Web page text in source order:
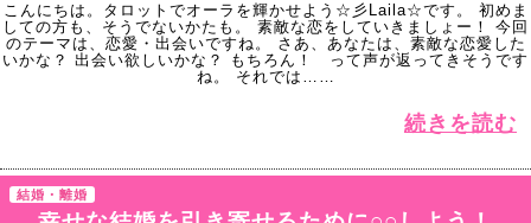
こんにちは。タロットでオーラを輝かせよう☆彡Laila☆です。 初めま
しての方も、そうでないかたも。 素敵な恋をしていきましょー！ 今回
のテーマは、恋愛・出会いですね。 さあ、あなたは、素敵な恋愛した
いかな？ 出会い欲しいかな？ もちろん！ って声が返ってきそうです
ね。 それでは……
続きを読む
結婚・離婚